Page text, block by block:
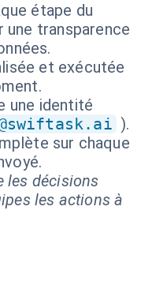
étape du
transparence
et exécutée
une identité
).
sur chaque
les décisions
les actions à